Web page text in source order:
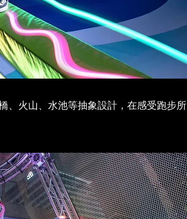
、火山、水池等抽象設計，在感受跑步所